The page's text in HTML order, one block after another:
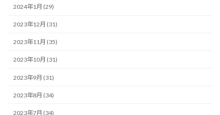
2024年1月 (29)
2023年12月 (31)
2023年11月 (35)
2023年10月 (31)
2023年9月 (31)
2023年8月 (34)
2023年7月 (34)